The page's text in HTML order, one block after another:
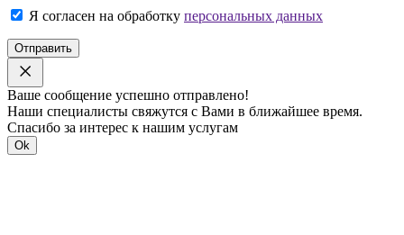
Я согласен на обработку персональных данных
Отправить
Ваше сообщение успешно отправлено!
Наши специалисты свяжутся с Вами в ближайшее время.
Спасибо за интерес к нашим услугам
Ok